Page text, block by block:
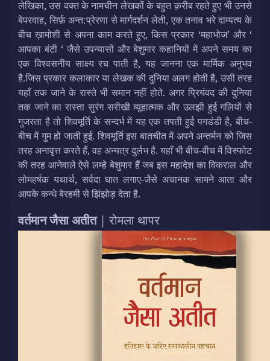
लेखिका, उस वक्‍त के नामचीन लेखकों के बहुत क़रीब रहते हुए भी उनसे
बेपरवाह, सिर्फ़ अन्त:प्रेरणा से मार्गदर्शन लेती, एक तनाव भरे दाम्पत्य के
बीच ख़ामोशी से अपना काम करते हुए, किस प्रकार ‘महाभोज’ और ‘
आपका बंटी ‘ जैसे उपन्यासों और बेशुमार कहानियों में अपने समय का
एक विश्वसनीय साक्ष्य रच पाती है, यह जानना एक मार्मिक अनुभव
है.जिस प्रकार कलाकार या लेखक की दुनिया अलग होती है, उसी तरह
यहाँ तक जाने के रास्ते भी समान नहीं होते. अगर प्रियंवद की दुनिया
तक जाने का रास्ता सुरंग सरीखी व्यूहात्मक और उलझी हुई गलियों से
गुजरता है तो शिवमूर्ति के सन्दर्भ में यह एक तपती हुई पगडंडी है, बीच-
बीच में गुम हो जाती हुई. शिवमूर्ति इस बातचीत में अपने अन्तर्मन को जिस
तरह अनावृत्त करते हैं, वह अन्यत्र दुर्लभ है. यहाँ भी बीच-बीच में विस्फोट
की तरह आनेवाले ऐसे लम्हे बेशुमार हैं जब इस महादेश का विकराल और
लोमहर्षक यथार्थ, सर्वदा घात लगाए-जैसे अचानक सामने आता और
आपके कन्धे बेरहमी से झिंझोड़ देता है.
वर्तमान जैसा अतीत| रोमला थापर